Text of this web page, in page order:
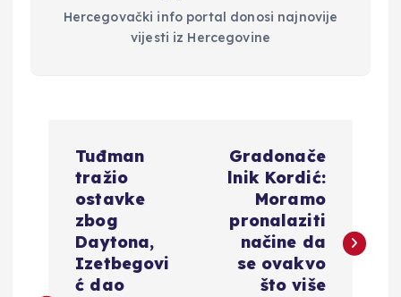
Hercegovački info portal donosi najnovije
vijesti iz Hercegovine
Tuđman
tražio
ostavke
zbog
Daytona,
Izetbegovi
ć dao
Gradonače
lnik Kordić:
Moramo
pronalaziti
načine da
se ovakvo
što više